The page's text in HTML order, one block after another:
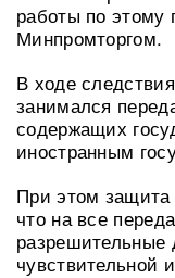
работы по этому
Минпромторгом.
В ходе
занимался
содержащих
иностранным
При этом защита
что на все
разрешительные
чувствительной